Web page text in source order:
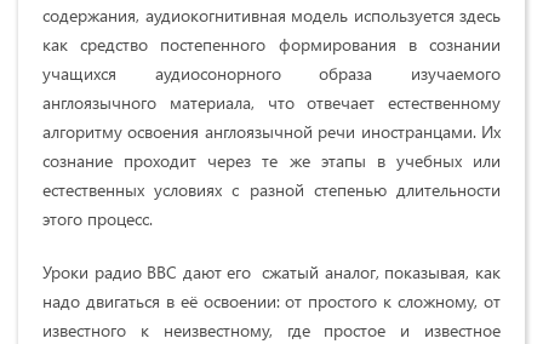
содержания, аудиокогнитивная модель используется здесь
как средство постепенного формирования в сознании
учащихся аудиосонорного образа изучаемого
англоязычного материала, что отвечает естественному
алгоритму освоения англоязычной речи иностранцами. Их
сознание проходит через те же этапы в учебных или
естественных условиях с разной степенью длительности
этого процесс.
Уроки радио BBC дают его сжатый аналог, показывая, как
надо двигаться в её освоении: от простого к сложному, от
известного к неизвестному, где простое и известное